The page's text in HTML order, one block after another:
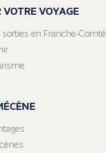
VOTRE VOYAGE
sorties en Franche-Comté